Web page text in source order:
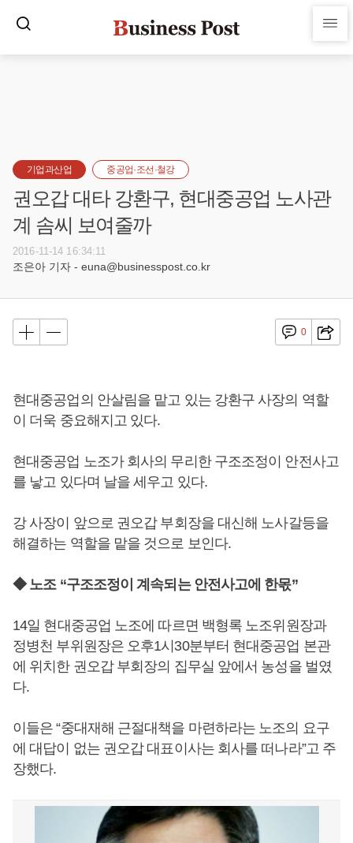
기업과산업 중공업·조선·철강
권오갑 대타 강환구, 현대중공업 노사관
계 솜씨 보여줄까
2016-11-14 16:34:11
조은아 기자 - euna@businesspost.co.kr
0
현대중공업의 안살림을 맡고 있는 강환구 사장의 역할
이 더욱 중요해지고 있다.
현대중공업 노조가 회사의 무리한 구조조정이 안전사고
를 낳고 있다며 날을 세우고 있다.
강 사장이 앞으로 권오갑 부회장을 대신해 노사갈등을
해결하는 역할을 맡을 것으로 보인다.
◆ 노조 “구조조정이 계속되는 안전사고에 한몫”
14일 현대중공업 노조에 따르면 백형록 노조위원장과
정병천 부위원장은 오후1시30분부터 현대중공업 본관
에 위치한 권오갑 부회장의 집무실 앞에서 농성을 벌였
다.
이들은 “중대재해 근절대책을 마련하라는 노조의 요구
에 대답이 없는 권오갑 대표이사는 회사를 떠나라”고 주
장했다.